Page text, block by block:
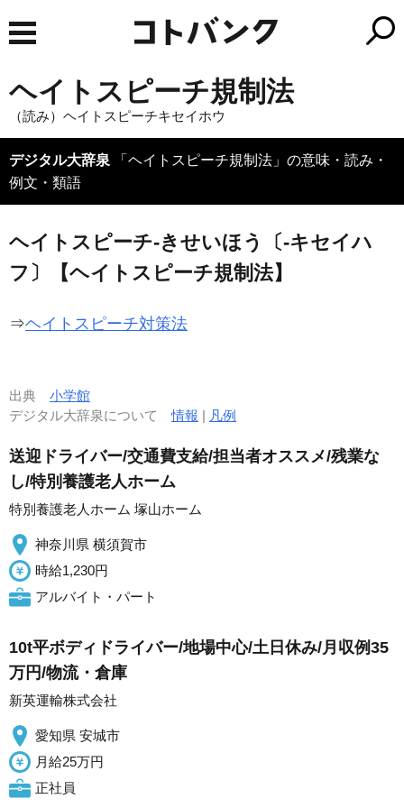
ヘイトスピーチ規制法
（読み）ヘイトスピーチキセイホウ
デジタル大辞泉 「ヘイトスピーチ規制法」の意味・読み・
例文・類語
ヘイトスピーチ‐きせいほう〔‐キセイハ
フ〕【ヘイトスピーチ規制法】
⇒ヘイトスピーチ対策法
出典 小学館
デジタル大辞泉について情報 | 凡例
送迎ドライバー/交通費支給/担当者オススメ/残業な
し/特別養護老人ホーム
特別養護老人ホーム 塚山ホーム
神奈川県 横須賀市
時給1,230円
アルバイト・パート
10t平ボディドライバー/地場中心/土日休み/月収例35
万円/物流・倉庫
新英運輸株式会社
愛知県 安城市
月給25万円
正社員